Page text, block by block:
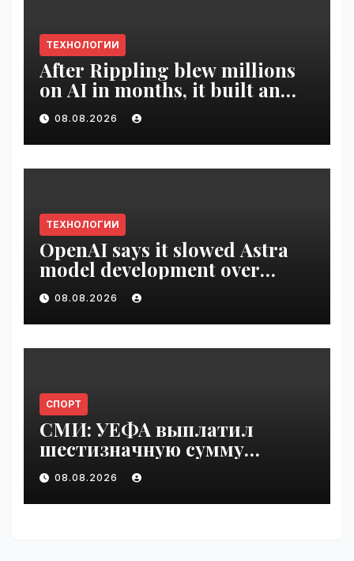
ТЕХНОЛОГИИ
After Rippling blew millions
on AI in months, it built an
employee ROI tool |
VseTime.ru
08.08.2026
ТЕХНОЛОГИИ
OpenAI says it slowed Astra
model development over
security concerns | VseTime.ru
08.08.2026
СПОРТ
СМИ: УЕФА выплатил
шестизначную сумму
любовнице Инфантино |
VseTime.ru
08.08.2026